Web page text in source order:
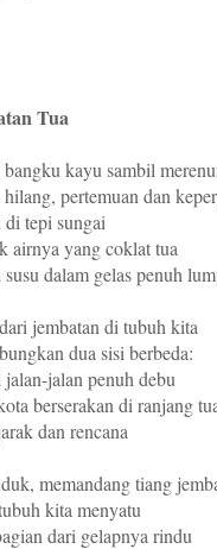
Tua
kayu sambil
pertemuan dan
tepi sungai
airnya yang coklat tua
susu dalam gelas penuh
jembatan di tubuh kita
dua sisi berbeda:
jalan penuh debu
berserakan di ranjang
dan rencana
memandang tiang
kita menyatu
dari gelapnya rindu